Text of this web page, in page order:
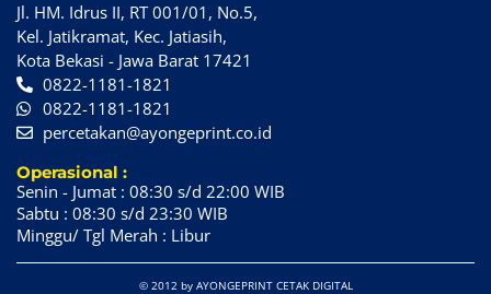
Jl. HM. Idrus II, RT 001/01, No.5,
Kel. Jatikramat, Kec. Jatiasih,
Kota Bekasi - Jawa Barat 17421
0822-1181-1821
0822-1181-1821
percetakan@ayongeprint.co.id
Operasional :
Senin - Jumat : 08:30 s/d 22:00 WIB
Sabtu : 08:30 s/d 23:30 WIB
Minggu/ Tgl Merah : Libur
© 2012 by AYONGEPRINT CETAK DIGITAL